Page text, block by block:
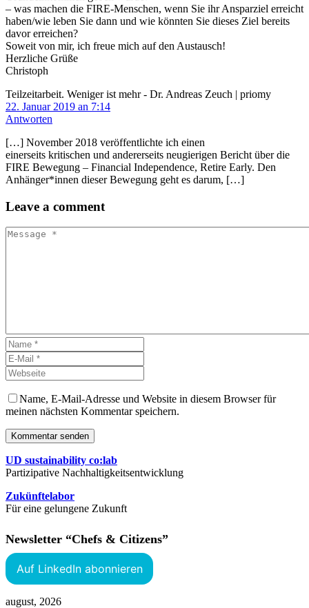
– was machen die FIRE-Menschen, wenn Sie ihr Ansparziel erreicht
haben/wie leben Sie dann und wie könnten Sie dieses Ziel bereits
davor erreichen?
Soweit von mir, ich freue mich auf den Austausch!
Herzliche Grüße
Christoph
Teilzeitarbeit. Weniger ist mehr - Dr. Andreas Zeuch | priomy
22. Januar 2019 an 7:14
Antworten
[…] November 2018 veröffentlichte ich einen
einerseits kritischen und andererseits neugierigen Bericht über die
FIRE Bewegung – Financial Independence, Retire Early. Den
Anhänger*innen dieser Bewegung geht es darum, […]
Leave a comment
Name, E-Mail-Adresse und Website in diesem Browser für
meinen nächsten Kommentar speichern.
Kommentar senden
UD sustainability co:lab
Partizipative Nachhaltigkeitsentwicklung
Zukünftelabor
Für eine gelungene Zukunft
Newsletter “Chefs & Citizens”
Auf LinkedIn abonnieren
august, 2026